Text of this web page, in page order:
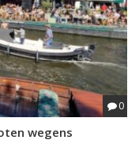
0
wegens